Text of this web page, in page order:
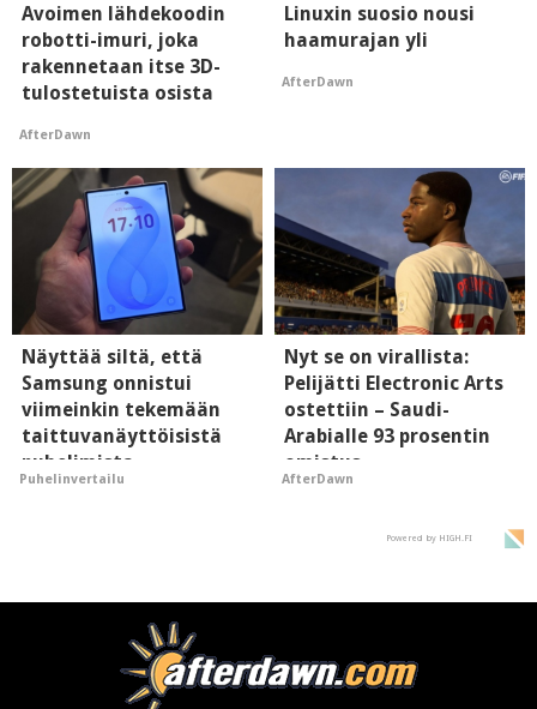
Avoimen lähdekoodin
robotti-imuri, joka
rakennetaan itse 3D-
tulostetuista osista
AfterDawn
Linuxin suosio nousi
haamurajan yli
AfterDawn
Näyttää siltä, että
Samsung onnistui
viimeinkin tekemään
taittuvanäyttöisistä
puhelimista
supersuosittuja
Puhelinvertailu
Nyt se on virallista:
Pelijätti Electronic Arts
ostettiin – Saudi-
Arabialle 93 prosentin
omistus
AfterDawn
Powered by HIGH.FI